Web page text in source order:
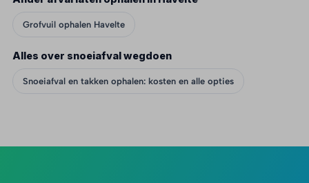
Grofvuil ophalen Havelte
Alles over snoeiafval wegdoen
Snoeiafval en takken ophalen: kosten en alle opties